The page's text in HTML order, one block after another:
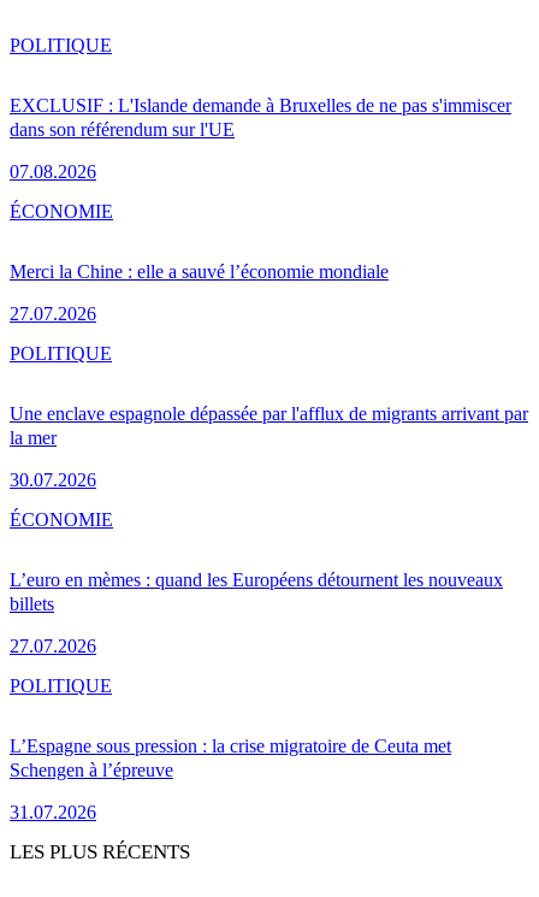
EXCLUSIF : L'Islande demande à Bruxelles de ne pas s'immiscer
dans son référendum sur l'UE
07.08.2026
POLITIQUE
Merci la Chine : elle a sauvé l’économie mondiale
27.07.2026
ÉCONOMIE
Une enclave espagnole dépassée par l'afflux de migrants arrivant par
la mer
30.07.2026
POLITIQUE
L’euro en mèmes : quand les Européens détournent les nouveaux
billets
27.07.2026
ÉCONOMIE
L’Espagne sous pression : la crise migratoire de Ceuta met
Schengen à l’épreuve
31.07.2026
POLITIQUE
LES PLUS RÉCENTS